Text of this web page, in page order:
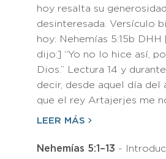
hoy resalta su
desinteresada. Versículo
hoy: Nehemías 5:15b
dijo:] “Yo no lo hice así,
Dios.” Lectura 14 y
decir, desde aquel día del
que el rey Artajerjes me
LEER MÁS
Nehemías 5:1–13 -